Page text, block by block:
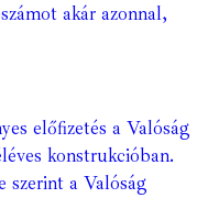
akár azonnal,
előfizetés a Valóság
konstrukcióban.
szerint a Valóság